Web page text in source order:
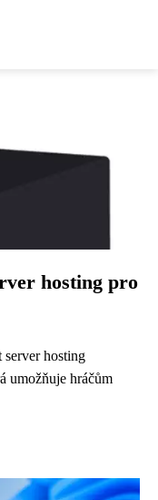
hosting pro
hosting
umožňuje hráčům